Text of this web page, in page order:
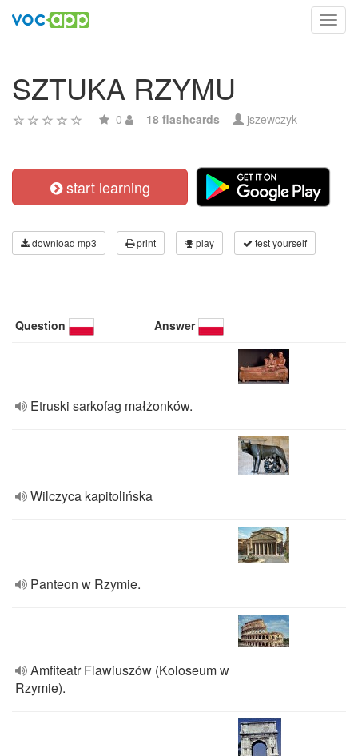
SZTUKA RZYMU
0 18 flashcards jszewczyk
start learning
download mp3 print play test yourself
Question Answer
Etruski sarkofag małżonków.
Wilczyca kapitolińska
Panteon w Rzymie.
Amfiteatr Flawiuszów (Koloseum w
Rzymie).